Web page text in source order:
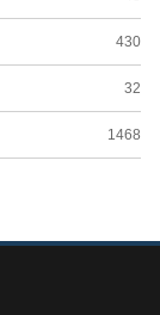
430
32
1468